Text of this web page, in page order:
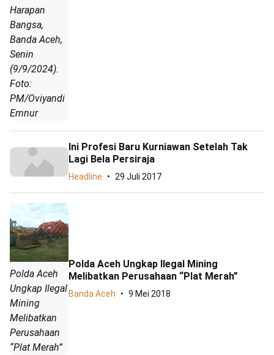
Harapan
Bangsa,
Banda Aceh,
Senin
(9/9/2024).
Foto:
PM/Oviyandi
Emnur
Ini Profesi Baru Kurniawan Setelah Tak
Lagi Bela Persiraja
Headline 29 Juli 2017
Polda Aceh
Ungkap Ilegal
Mining
Melibatkan
Perusahaan
“Plat Merah”
Polda Aceh Ungkap Ilegal Mining
Melibatkan Perusahaan “Plat Merah”
Banda Aceh 9 Mei 2018